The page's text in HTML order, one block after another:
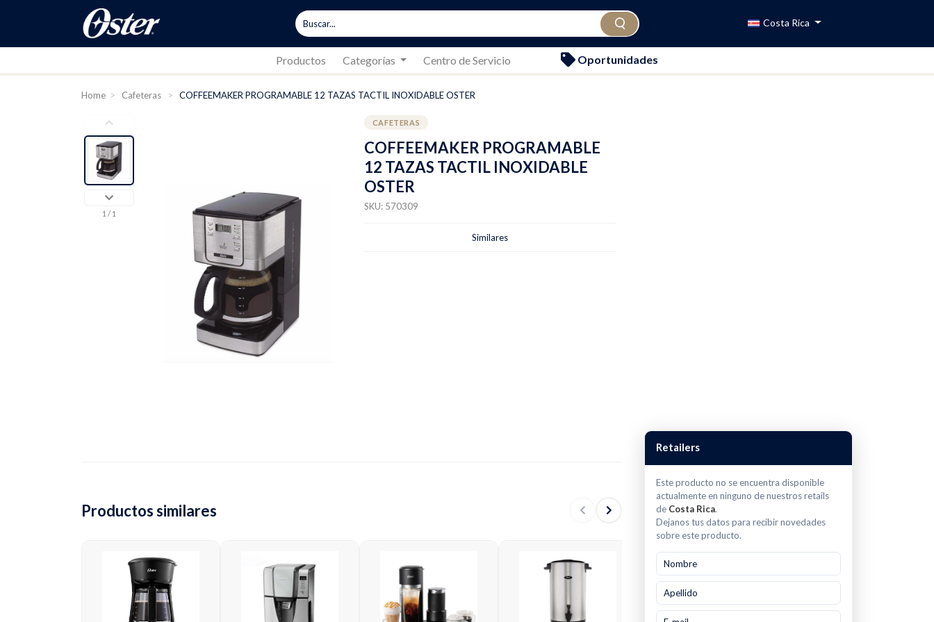
Costa Rica
Productos Categorías Centro de Servicio Oportunidades
Home > Cafeteras > COFFEEMAKER PROGRAMABLE 12 TAZAS TACTIL INOXIDABLE OSTER
1 / 1
CAFETERAS
COFFEEMAKER PROGRAMABLE
12 TAZAS TACTIL INOXIDABLE
OSTER
SKU: 570309
Similares
Productos similares
Retailers
Este producto no se encuentra disponible
actualmente en ninguno de nuestros retails
de Costa Rica.
Dejanos tus datos para recibir novedades
sobre este producto.